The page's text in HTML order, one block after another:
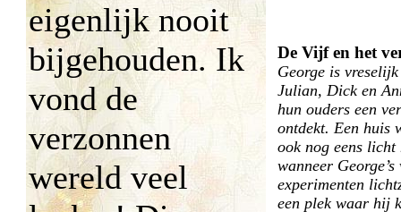
eigenlijk nooit
bijgehouden. Ik
vond de
verzonnen
wereld veel
De Vijf en het
George is
Julian, Dick en
hun ouders een
ontdekt. Een huis
ook nog eens
wanneer
experimenten
een plek waar hij